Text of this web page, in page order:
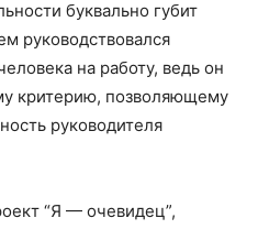
буквально губит
руководствовался
на работу, ведь он
критерию, позволяющему
руководителя
“Я — очевидец”,